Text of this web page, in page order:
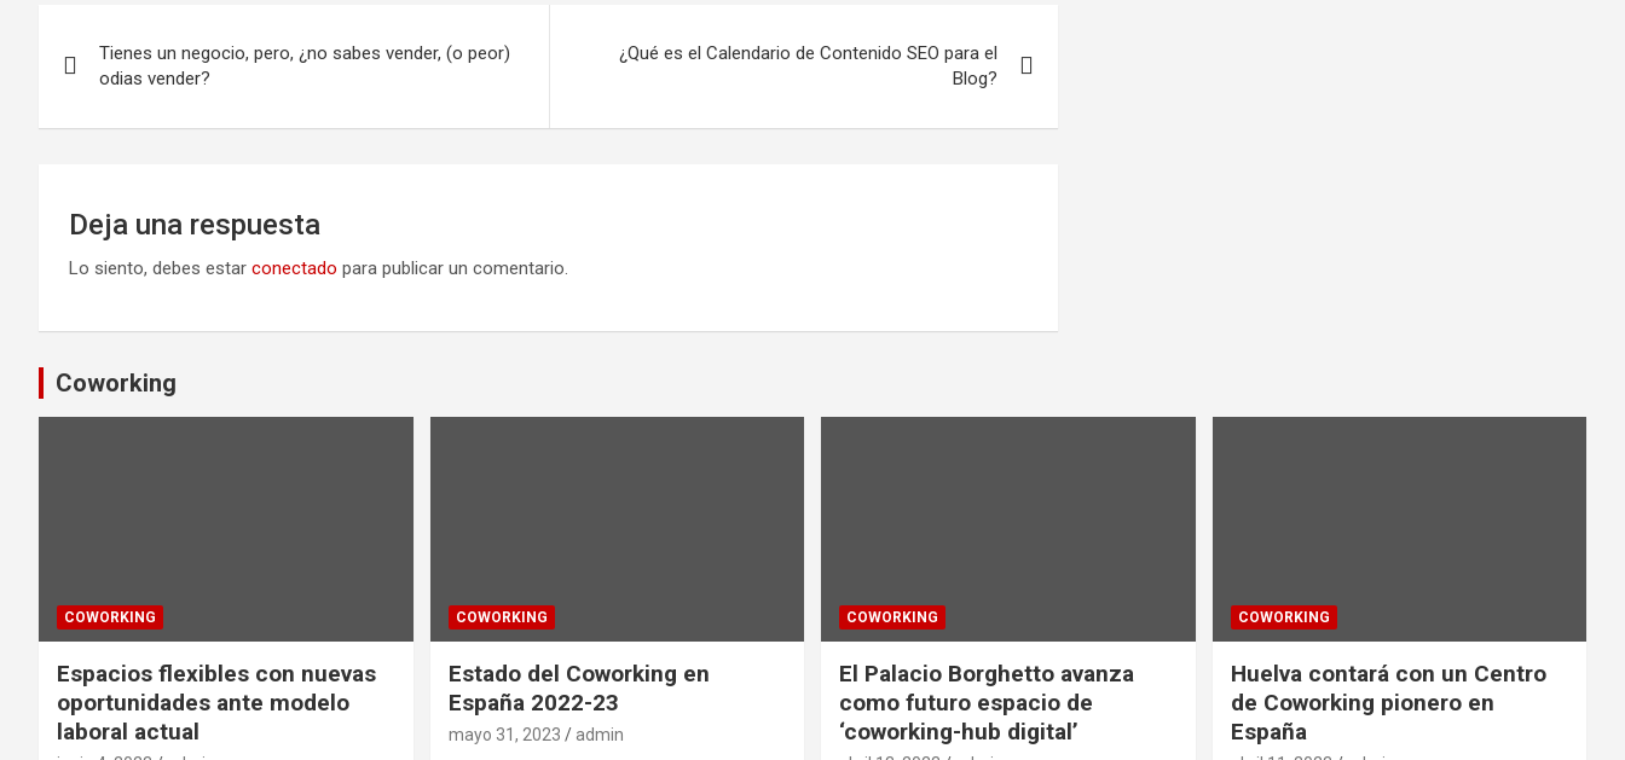
de
entradas
Tienes un negocio, pero, ¿no sabes vender, (o peor)
odias vender?
¿Qué es el Calendario de Contenido SEO para el
Blog?
Deja una respuesta
Lo siento, debes estar conectado para publicar un comentario.
Coworking
COWORKING
Espacios flexibles con nuevas
oportunidades ante modelo
laboral actual
COWORKING
Estado del Coworking en
España 2022-23
mayo 31, 2023 admin
COWORKING
El Palacio Borghetto avanza
como futuro espacio de
‘coworking-hub digital’
COWORKING
Huelva contará con un Centro
de Coworking pionero en
España